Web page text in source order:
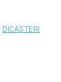
DICASTERI